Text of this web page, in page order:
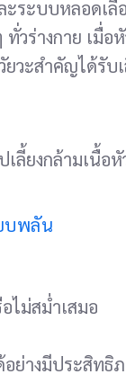
ะระบบหลอดเ
วร่างกาย เมื่อ
ยวะสำคัญได้รับ
เลี้ยงกล้ามเนื้อหั
บพลัน
ไม่สม่ำเสมอ
อย่างมีประสิทธิ